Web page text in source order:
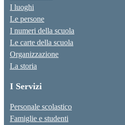
I luoghi
Le persone
I numeri della scuola
Le carte della scuola
Organizzazione
La storia
I Servizi
Personale scolastico
Famiglie e studenti